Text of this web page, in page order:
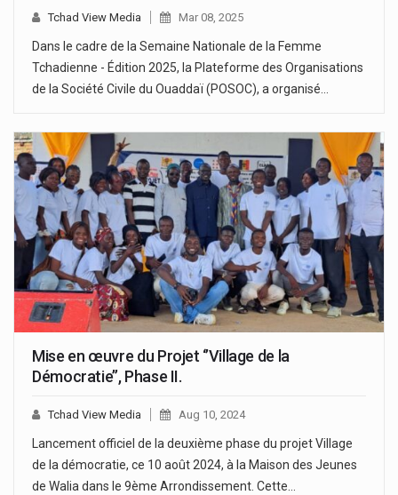
Tchad View Media Mar 08, 2025
Dans le cadre de la Semaine Nationale de la Femme
Tchadienne - Édition 2025, la Plateforme des Organisations
de la Société Civile du Ouaddaï (POSOC), a organisé…
Mise en œuvre du Projet ‘’Village de la
Démocratie’’, Phase II.
Tchad View Media Aug 10, 2024
Lancement officiel de la deuxième phase du projet Village
de la démocratie, ce 10 août 2024, à la Maison des Jeunes
de Walia dans le 9ème Arrondissement. Cette…